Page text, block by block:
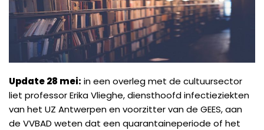
Update 28 mei: in een overleg met de cultuursector
liet professor Erika Vlieghe, diensthoofd infectieziekten
van het UZ Antwerpen en voorzitter van de GEES, aan
de VVBAD weten dat een quarantaineperiode of het